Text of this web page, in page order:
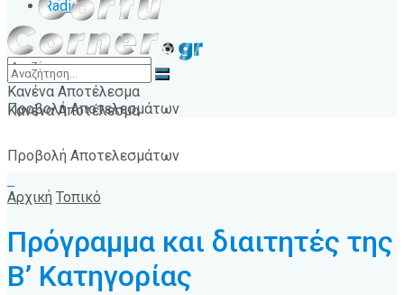
Radio
Κανένα Αποτέλεσμα
Προβολή Αποτελεσμάτων
Κανένα Αποτέλεσμα
Προβολή Αποτελεσμάτων
Αρχική Τοπικό
Πρόγραμμα και διαιτητές της
Β’ Κατηγορίας